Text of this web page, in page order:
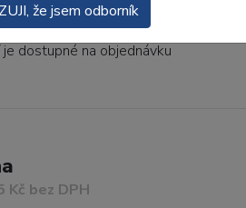
801533
je dostupné na objednávku
Kč bez DPH
že jsem odborník